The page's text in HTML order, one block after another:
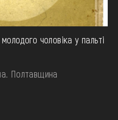
чоловіка у пальті
Полтавщина